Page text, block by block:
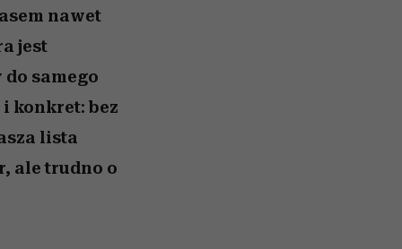
nawet
jest
samego
konkret: bez
lista
ale trudno o